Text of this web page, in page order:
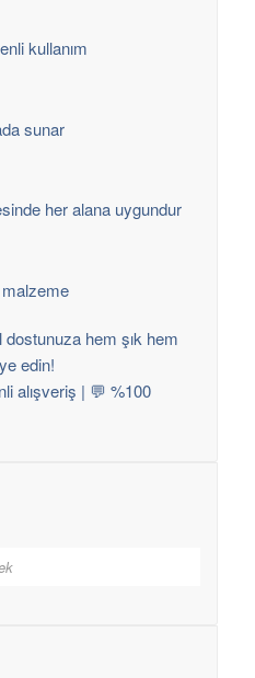
kullanım
sunar
her alana uygundur
dostunuza hem şık hem
edin!
alışveriş | 💬 %100